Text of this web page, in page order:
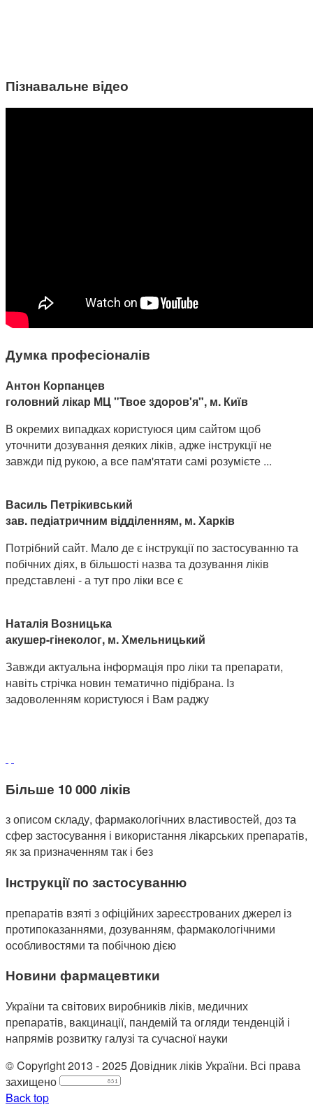
Пізнавальне відео
Думка професіоналів
Антон Корпанцев
головний лікар МЦ "Твое здоров'я", м. Київ
В окремих випадках користуюся цим сайтом щоб
уточнити дозування деяких ліків, адже інструкції не
завжди під рукою, а все пам'ятати самі розумієте ...
Василь Петрікивський
зав. педіатричним відділенням, м. Харків
Потрібний сайт. Мало де є інструкції по застосуванню та
побічних діях, в більшості назва та дозування ліків
представлені - а тут про ліки все є
Наталія Возницька
акушер-гінеколог, м. Хмельницький
Завжди актуальна інформація про ліки та препарати,
навіть стрічка новин тематично підібрана. Із
задоволенням користуюся і Вам раджу
Більше 10 000 ліків
з описом складу, фармакологічних властивостей, доз та
сфер застосування і використання лікарських препаратів,
як за призначенням так і без
Інструкції по застосуванню
препаратів взяті з офіційних зареєстрованих джерел із
протипоказаннями, дозуванням, фармакологічними
особливостями та побічною дією
Новини фармацевтики
України та світових виробників ліків, медичних
препаратів, вакцинації, пандемій та огляди тенденцій і
напрямів розвитку галузі та сучасної науки
© Copyright 2013 - 2025 Довідник ліків України. Всі права
захищено
Back top